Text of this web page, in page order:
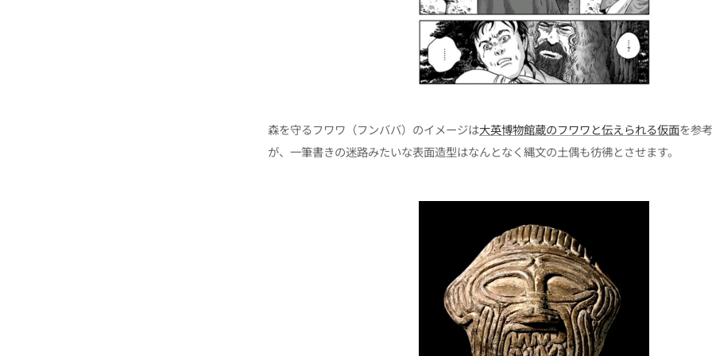
森を守るフワワ（フンババ）のイメージは大英博物館蔵のフワワと伝えられる仮面を参
が、一筆書きの迷路みたいな表面造型はなんとなく縄文の土偶も彷彿とさせます。